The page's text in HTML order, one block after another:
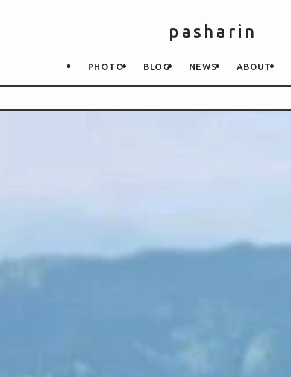
pasharin
PHOTO BLOG NEWS ABOUT